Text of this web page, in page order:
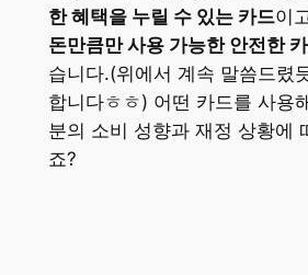
한 혜택을 누릴 수 있는 카드이
돈만큼만 사용 가능한 안전한
습니다.(위에서 계속 말씀드렸
합니다ㅎㅎ) 어떤 카드를 사용
분의 소비 성향과 재정 상황에
죠?